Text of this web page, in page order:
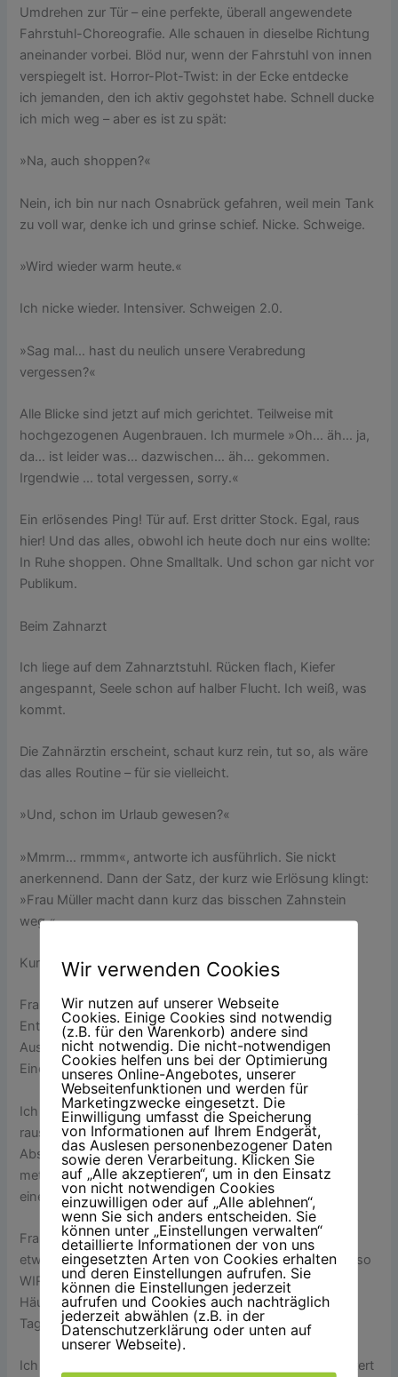
Umdrehen zur Tür – eine perfekte, überall angewendete
Fahrstuhl-Choreografie. Alle schauen in dieselbe Richtung
aneinander vorbei. Blöd nur, wenn der Fahrstuhl von innen
verspiegelt ist. Horror-Plot-Twist: in der Ecke entdecke
ich jemanden, den ich aktiv gegohstet habe. Schnell ducke
ich mich weg – aber es ist zu spät:
»Na, auch shoppen?«
Nein, ich bin nur nach Osnabrück gefahren, weil mein Tank
zu voll war, denke ich und grinse schief. Nicke. Schweige.
»Wird wieder warm heute.«
Ich nicke wieder. Intensiver. Schweigen 2.0.
»Sag mal… hast du neulich unsere Verabredung
vergessen?«
Alle Blicke sind jetzt auf mich gerichtet. Teilweise mit
hochgezogenen Augenbrauen. Ich murmele »Oh… äh… ja,
da… ist leider was… dazwischen… äh… gekommen.
Irgendwie … total vergessen, sorry.«
Ein erlösendes Ping! Tür auf. Erst dritter Stock. Egal, raus
hier! Und das alles, obwohl ich heute doch nur eins wollte:
In Ruhe shoppen. Ohne Smalltalk. Und schon gar nicht vor
Publikum.
Beim Zahnarzt
Ich liege auf dem Zahnarztstuhl. Rücken flach, Kiefer
angespannt, Seele schon auf halber Flucht. Ich weiß, was
kommt.
Die Zahnärztin erscheint, schaut kurz rein, tut so, als wäre
das alles Routine – für sie vielleicht.
»Und, schon im Urlaub gewesen?«
»Mmrm… rmmm«, antworte ich ausführlich. Sie nickt
anerkennend. Dann der Satz, der kurz wie Erlösung klingt:
»Frau Müller macht dann kurz das bisschen Zahnstein
weg.«
Kurz. Das bisschen. Wie naiv ich war, tassss.
Frau Müller betritt das Behandlungszimmer mit dem
Enthusiasmus einer Talkshow-Moderatorin und der
Ausrüstung eines Dachdeckers. »Hallo Frau Steinkamp!
Eine schöne Bräune haben Sie! Wo waren Sie denn?«
Ich wollte »Langeoog« sagen. Kam aber nur »Grmmbk!«
raus – weil ich in diesem Moment bereits mit einem
Absaugrohr, zwei Wattebäuschchen und einem
metallischen Greifhaken ausgestattet wurde. Ich bin zu
einem Werkzeughalter mit Puls mutiert.
Frau Müller aber lässt sich nicht beirren. Sie startet nicht
etwa die Reinigung – nein, sie startet ihren Monolog. »Also
WIR waren ja in Dänemark. In so einem schuckeligen
Häuschen. Direkt am Meer. Leider hat’s geregnet. FÜNF
Tage. Aber wir haben dann trotzdem Räder gemietet.«
Ich liege da, die Lippen auf halb acht, der Unterkiefer zittert
Wir verwenden Cookies
Wir nutzen auf unserer Webseite
Cookies. Einige Cookies sind notwendig
(z.B. für den Warenkorb) andere sind
nicht notwendig. Die nicht-notwendigen
Cookies helfen uns bei der Optimierung
unseres Online-Angebotes, unserer
Webseitenfunktionen und werden für
Marketingzwecke eingesetzt. Die
Einwilligung umfasst die Speicherung
von Informationen auf Ihrem Endgerät,
das Auslesen personenbezogener Daten
sowie deren Verarbeitung. Klicken Sie
auf „Alle akzeptieren“, um in den Einsatz
von nicht notwendigen Cookies
einzuwilligen oder auf „Alle ablehnen“,
wenn Sie sich anders entscheiden. Sie
können unter „Einstellungen verwalten“
detaillierte Informationen der von uns
eingesetzten Arten von Cookies erhalten
und deren Einstellungen aufrufen. Sie
können die Einstellungen jederzeit
aufrufen und Cookies auch nachträglich
jederzeit abwählen (z.B. in der
Datenschutzerklärung oder unten auf
unserer Webseite).